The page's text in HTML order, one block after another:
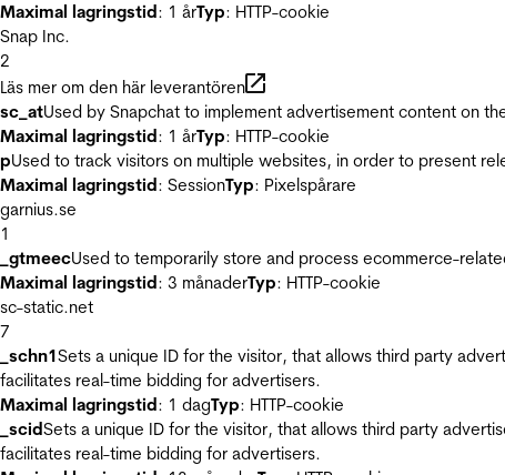
Maximal lagringstid: 1 årTyp: HTTP-cookie
Snap Inc.
2
Läs mer om den här leverantören
sc_atUsed by Snapchat to implement advertisement content on
Maximal lagringstid: 1 årTyp: HTTP-cookie
pUsed to track visitors on multiple websites, in order to present
Maximal lagringstid: SessionTyp: Pixelspårare
garnius.se
1
_gtmeecUsed to temporarily store and process ecommerce-
Maximal lagringstid: 3 månaderTyp: HTTP-cookie
sc-static.net
7
_schn1Sets a unique ID for the visitor, that allows third party
facilitates real-time bidding for advertisers.
Maximal lagringstid: 1 dagTyp: HTTP-cookie
_scidSets a unique ID for the visitor, that allows third party
facilitates real-time bidding for advertisers.